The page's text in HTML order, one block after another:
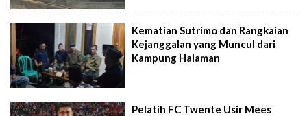
Kematian Sutrimo dan Rangkaian
Kejanggalan yang Muncul dari
Kampung Halaman
Pelatih FC Twente Usir Mees